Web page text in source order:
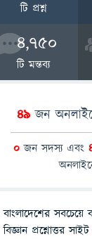
টি প্রশ্ন
4,750
টি মন্তব্য
49 জন
0 জন সদস্য এবং
বাংলাদেশের সবচেয়ে
বিজ্ঞান প্রশ্নোত্তর